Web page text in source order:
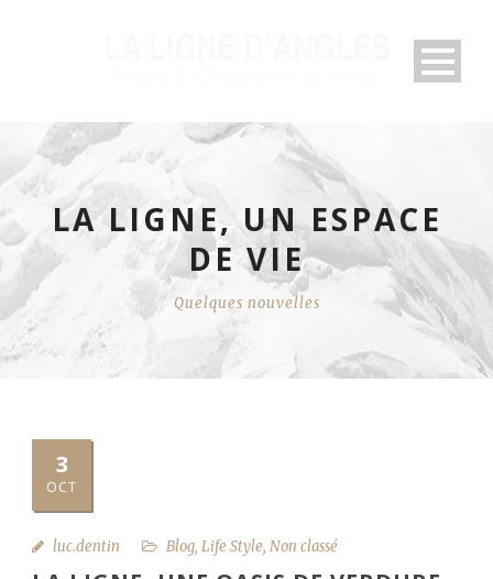
LA LIGNE, UN ESPACE
DE VIE
Quelques nouvelles
3
OCT
luc.dentin Blog, Life Style, Non classé